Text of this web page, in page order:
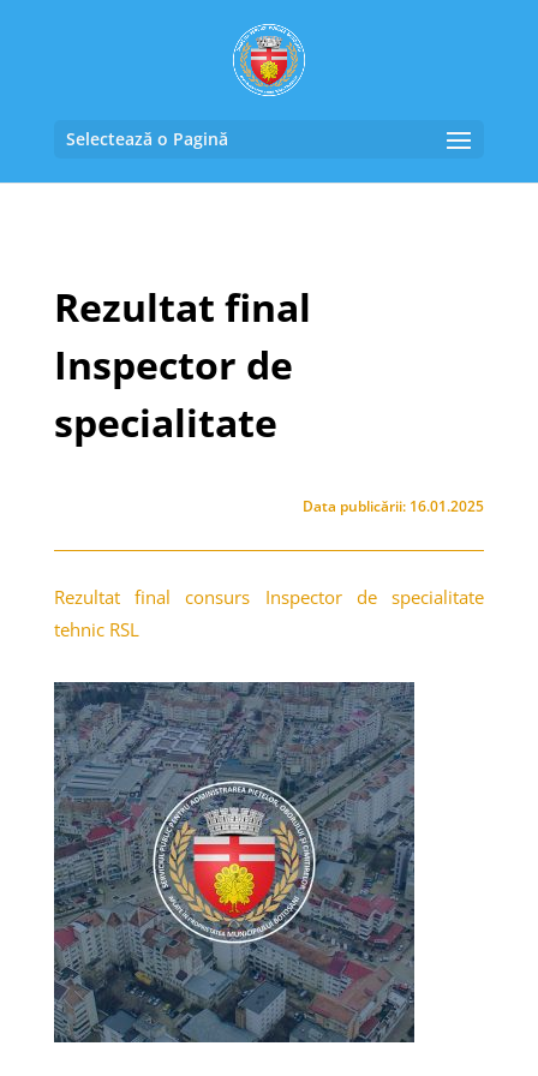
Selectează o Pagină
Rezultat final
Inspector de
specialitate
Data publicării: 16.01.2025
Rezultat final consurs Inspector de specialitate
tehnic RSL